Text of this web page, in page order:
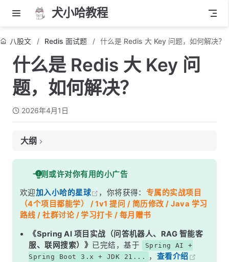
犬小哈教程
八股文 Redis 面试题 什么是 Redis 大 Key 问题，如何解决？
什么是 Redis 大 Key 问
题，如何解决？
2026年4月1日
大纲
面试考察点
核心答案
深度解析
一、大 Key 到底有什么危害？
二、如何发现大 Key？
三、大 Key 的解决方案
一则或许对你有用的小广告
欢迎加入小哈的星球 ，你将获得： 专属的实战项目
（4个项目都能学） / 1v1 提问 / 简历修改 / Java 学习
路线 / 社群讨论 / 学习打卡 / 每月赠书
《Spring AI 项目实战（问答机器人、RAG 智能客
服、联网搜索）》 已完结，基于
Spring AI +
Spring Boot 3.x + JDK 21...
， 查看介绍